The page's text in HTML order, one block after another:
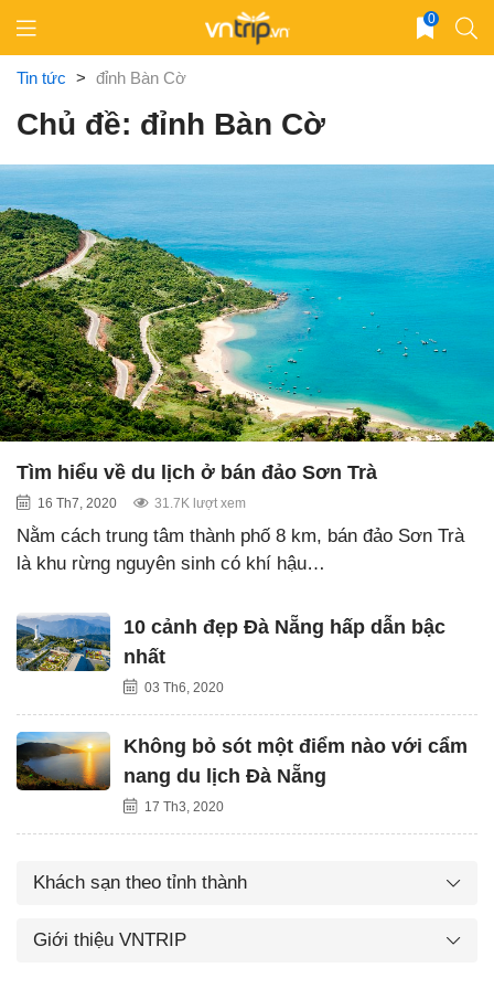
content
0
Tin tức > đỉnh Bàn Cờ
Chủ đề: đỉnh Bàn Cờ
Tìm hiểu về du lịch ở bán đảo Sơn Trà
16 Th7, 2020 31.7K lượt xem
Nằm cách trung tâm thành phố 8 km, bán đảo Sơn Trà
là khu rừng nguyên sinh có khí hậu…
10 cảnh đẹp Đà Nẵng hấp dẫn bậc
nhất
03 Th6, 2020
Không bỏ sót một điểm nào với cẩm
nang du lịch Đà Nẵng
17 Th3, 2020
Khách sạn theo tỉnh thành
Giới thiệu VNTRIP